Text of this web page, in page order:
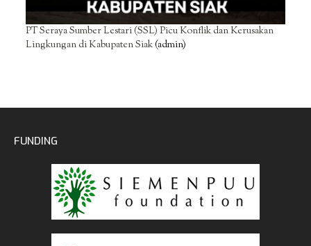
PT Seraya Sumber Lestari (SSL) Picu Konflik dan Kerusakan
Lingkungan di Kabupaten Siak(admin)
FUNDING